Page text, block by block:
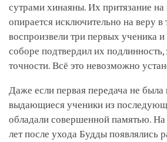
сутрами хинаяны. Их притязание на
опирается исключительно на веру в
воспроизвели три первых ученика и
соборе подтвердил их
точности. Всё это невозможно
Даже если первая передача не была
выдающиеся ученики из
обладали совершенной памятью.
лет после ухода Будды появлялись